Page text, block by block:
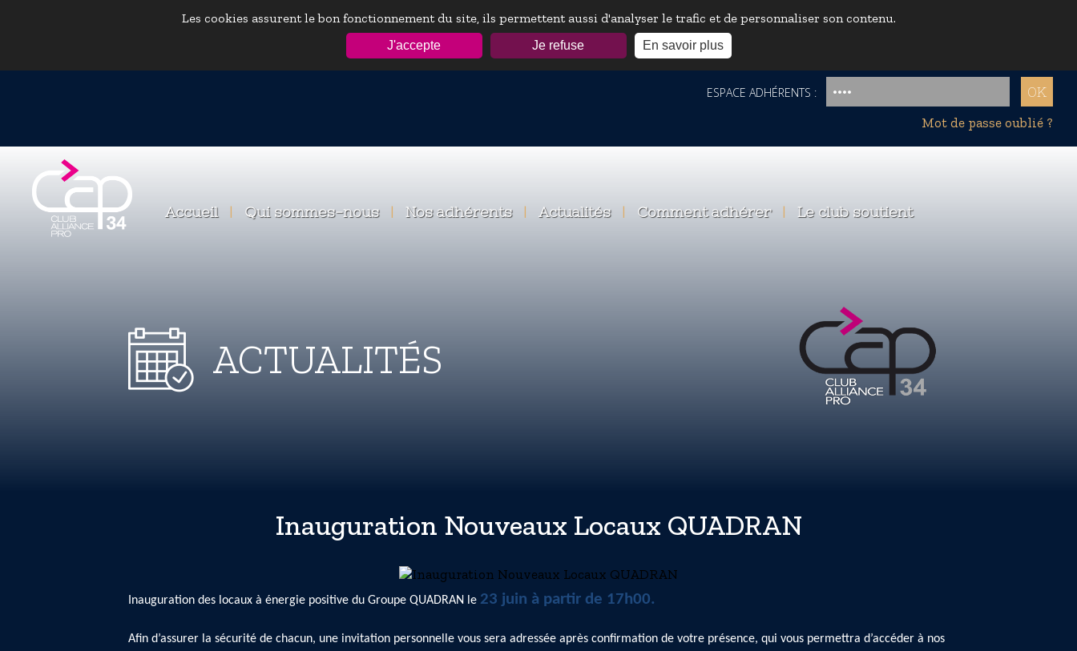
Les cookies assurent le bon fonctionnement du site, ils permettent aussi d'analyser le trafic et de personnaliser son contenu.
J'accepte Je refuse En savoir plus
ESPACE ADHÉRENTS :
Mot de passe oublié ?
Accueil | Qui sommes-nous | Nos adhérents | Actualités | Comment adhérer | Le club soutient
ACTUALITÉS
Inauguration Nouveaux Locaux QUADRAN
Inauguration des locaux à énergie positive du Groupe QUADRAN le 23 juin à partir de 17h00.
Afin d’assurer la sécurité de chacun, une invitation personnelle vous sera adressée après confirmation de votre présence, qui vous permettra d’accéder à nos